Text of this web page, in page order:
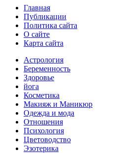
Главная
Публикации
Политика сайта
О сайте
Карта сайта
Астрология
Беременность
Здоровье
йога
Косметика
Макияж и Маникюр
Одежда и мода
Отношения
Психология
Цветоводство
Эзотерика